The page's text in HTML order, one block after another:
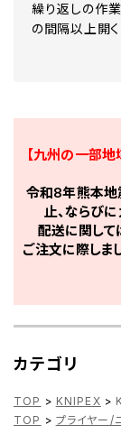
繰り返しの作
の間隔以上開く
【九州の一部
令和8年熊本地
止、ならび
配送に関して
ご注文に際しま
カテゴリ
TOP > KNIPEX >
TOP > プライヤー/